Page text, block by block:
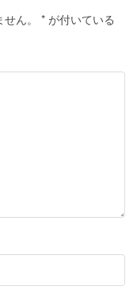
ん。 * が付いている